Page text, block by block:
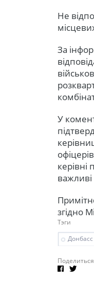
Не
За
У
згідно
Тэги
Донбасс
Поделиться